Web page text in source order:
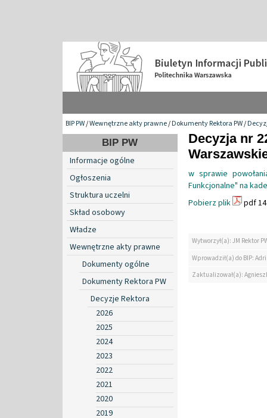
BIP PW/Wewnętrzne akty prawne/Dokumenty Rektora PW/
BIP PW
Informacje ogólne
Ogłoszenia
Struktura uczelni
Skład osobowy
Władze
Wewnętrzne akty prawne
Dokumenty ogólne
Dokumenty Rektora PW
Decyzje Rektora
2026
2025
2024
2023
2022
2021
2020
2019
Decyzja nr
w sprawie
Funkcjonalne" na
Pobierz plik
pdf
Wytworzył(a): JM Rektor
Wprowadził(a) do BIP:
Zaktualizował(a):